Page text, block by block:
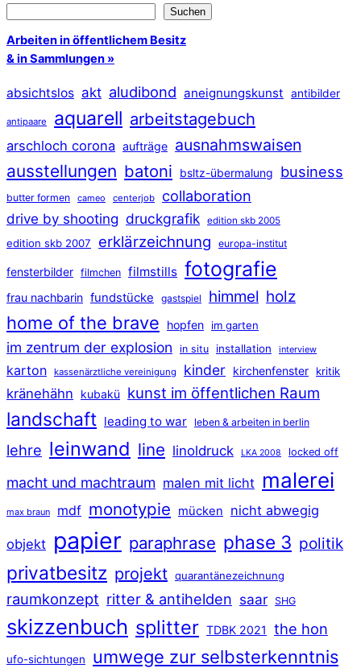
Suchen
Arbeiten in öffentlichem Besitz
& in Sammlungen »
absichtslos akt aludibond aneignungskunst antibilder
antipaare aquarell arbeitstagebuch
arschloch corona aufträge ausnahmswaisen
ausstellungen batoni bsltz-übermalung business
butter formen cameo centerjob collaboration
drive by shooting druckgrafik edition skb 2005
edition skb 2007 erklärzeichnung europa-institut
fensterbilder filmchen filmstills fotografie
frau nachbarin fundstücke gastspiel himmel holz
home of the brave hopfen im garten
im zentrum der explosion in situ installation interview
karton kassenärztliche vereinigung kinder kirchenfenster kritik
kränehähn kubakü kunst im öffentlichen Raum
landschaft leading to war leben & arbeiten in berlin
lehre leinwand line linoldruck LKA 2008 locked off
macht und machtraum malen mit licht malerei
max braun mdf monotypie mücken nicht abwegig
objekt papier paraphrase phase 3 politik
privatbesitz projekt quarantänezeichnung
raumkonzept ritter & antihelden saar SHG
skizzenbuch splitter TDBK 2021 the hon
ufo-sichtungen umwege zur selbsterkenntnis